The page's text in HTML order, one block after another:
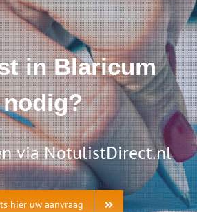
in Blaricum
nodig?
via NotulistDirect.nl
hier uw aanvraag